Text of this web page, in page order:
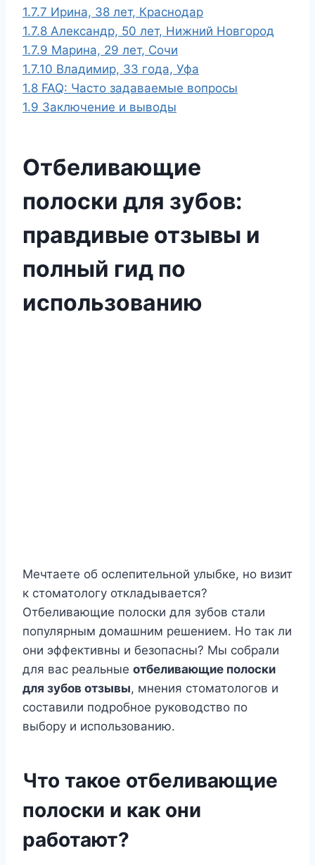
1.7.7 Ирина, 38 лет, Краснодар
1.7.8 Александр, 50 лет, Нижний Новгород
1.7.9 Марина, 29 лет, Сочи
1.7.10 Владимир, 33 года, Уфа
1.8 FAQ: Часто задаваемые вопросы
1.9 Заключение и выводы
Отбеливающие
полоски для зубов:
правдивые отзывы и
полный гид по
использованию
Мечтаете об ослепительной улыбке, но визит
к стоматологу откладывается?
Отбеливающие полоски для зубов стали
популярным домашним решением. Но так ли
они эффективны и безопасны? Мы собрали
для вас реальные отбеливающие полоски
для зубов отзывы, мнения стоматологов и
составили подробное руководство по
выбору и использованию.
Что такое отбеливающие
полоски и как они
работают?